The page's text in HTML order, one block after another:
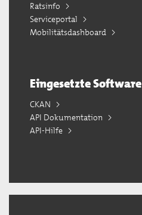
Ratsinfo
Serviceportal
Mobilitätsdashboard
Eingesetzte Software
CKAN
API Dokumentation
API-Hilfe